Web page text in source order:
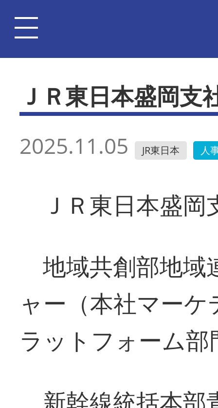
ＪＲ東日本盛岡
2025.11.05 JR東日本 人
ＪＲ東日本盛岡
地域共創部地域
ャー（本社マー
ラットフォーム
新幹線統括本部